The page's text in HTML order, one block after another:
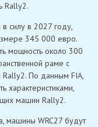
Rally2.
силу в 2027 году,
345 000 евро.
мощность около 300
раме с
Rally2. По данным FIA,
характеристиками,
машин Rally2.
машины WRC27 будут